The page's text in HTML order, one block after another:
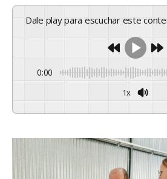
Dale play para escuchar este
0:00
1x